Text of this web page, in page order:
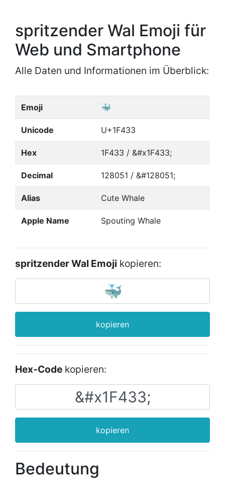
spritzender Wal Emoji für
Web und Smartphone
Alle Daten und Informationen im Überblick:
Emoji 🐳
Unicode U+1F433
Hex 1F433 / &#x1F433;
Decimal 128051 / &#128051;
Alias Cute Whale
Apple Name Spouting Whale
spritzender Wal Emoji kopieren:
kopieren
Hex-Code kopieren:
kopieren
Bedeutung